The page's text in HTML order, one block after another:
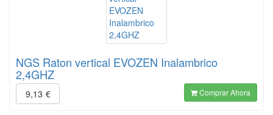
NGS Raton vertical EVOZEN Inalambrico
2,4GHZ
9,13 € Comprar Ahora